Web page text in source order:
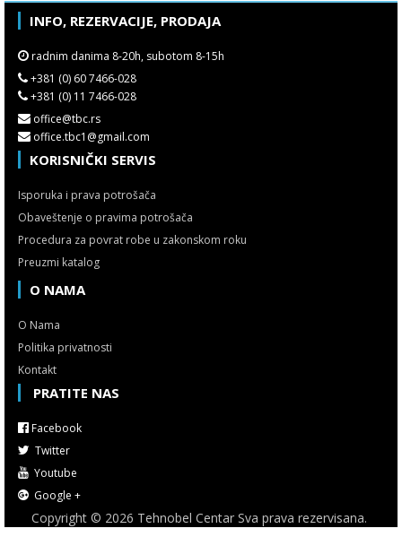
INFO, REZERVACIJE, PRODAJA
radnim danima 8-20h, subotom 8-15h
+381 (0) 60 7466-028
+381 (0) 11 7466-028
office@tbc.rs
office.tbc1@gmail.com
KORISNIČKI SERVIS
Isporuka i prava potrošača
Obaveštenje o pravima potrošača
Procedura za povrat robe u zakonskom roku
Preuzmi katalog
O NAMA
O Nama
Politika privatnosti
Kontakt
PRATITE NAS
Facebook
Twitter
Youtube
Google +
Copyright © 2026 Tehnobel Centar Sva prava rezervisana.